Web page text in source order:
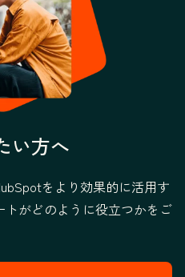
い方へ
をより効果的に活用す
がどのように役立つかをご